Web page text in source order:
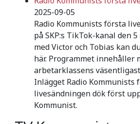
2025-09-05
Radio Kommunists första
på SKP:s TikTok-kanal den
med Victor och Tobias kan
här. Programmet innehåller
arbetarklassens
Inlägget Radio Kommunists
livesändningen dök först
Kommunist.